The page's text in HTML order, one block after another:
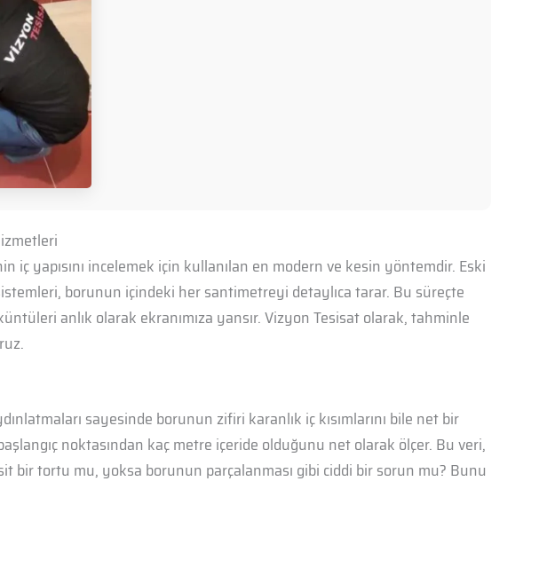
yapısını incelemek için kullanılan en modern ve kesin yöntemdir. Eski
borunun içindeki her santimetreyi detaylıca tarar. Bu süreçte
anlık olarak ekranımıza yansır. Vizyon Tesisat olarak, tahminle
sayesinde borunun zifiri karanlık iç kısımlarını bile net bir
noktasından kaç metre içeride olduğunu net olarak ölçer. Bu veri,
bir tortu mu, yoksa borunun parçalanması gibi ciddi bir sorun mu? Bunu